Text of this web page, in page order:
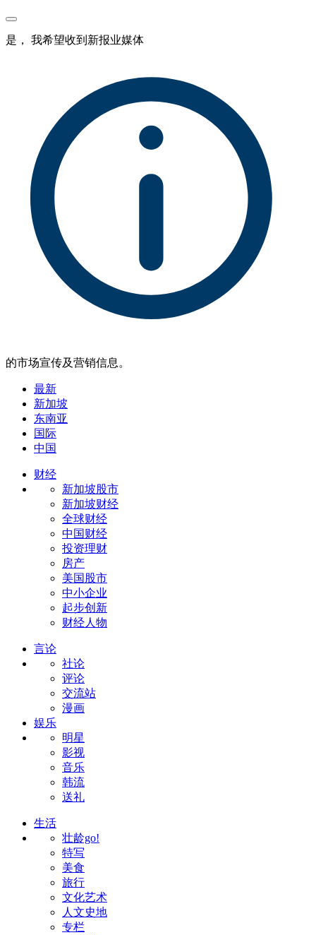
是， 我希望收到新报业媒体
的市场宣传及营销信息。
最新
新加坡
东南亚
国际
中国
财经
新加坡股市
新加坡财经
全球财经
中国财经
投资理财
房产
美国股市
中小企业
起步创新
财经人物
言论
社论
评论
交流站
漫画
娱乐
明星
影视
音乐
韩流
送礼
生活
壮龄go!
特写
美食
旅行
文化艺术
人文史地
专栏